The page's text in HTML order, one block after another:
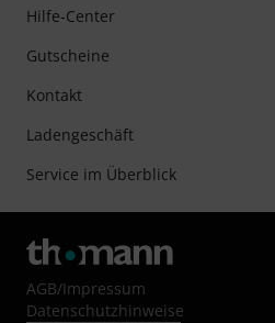
Hilfe-Center
Gutscheine
Kontakt
Ladengeschäft
Service im Überblick
AGB/Impressum
Datenschutzhinweise